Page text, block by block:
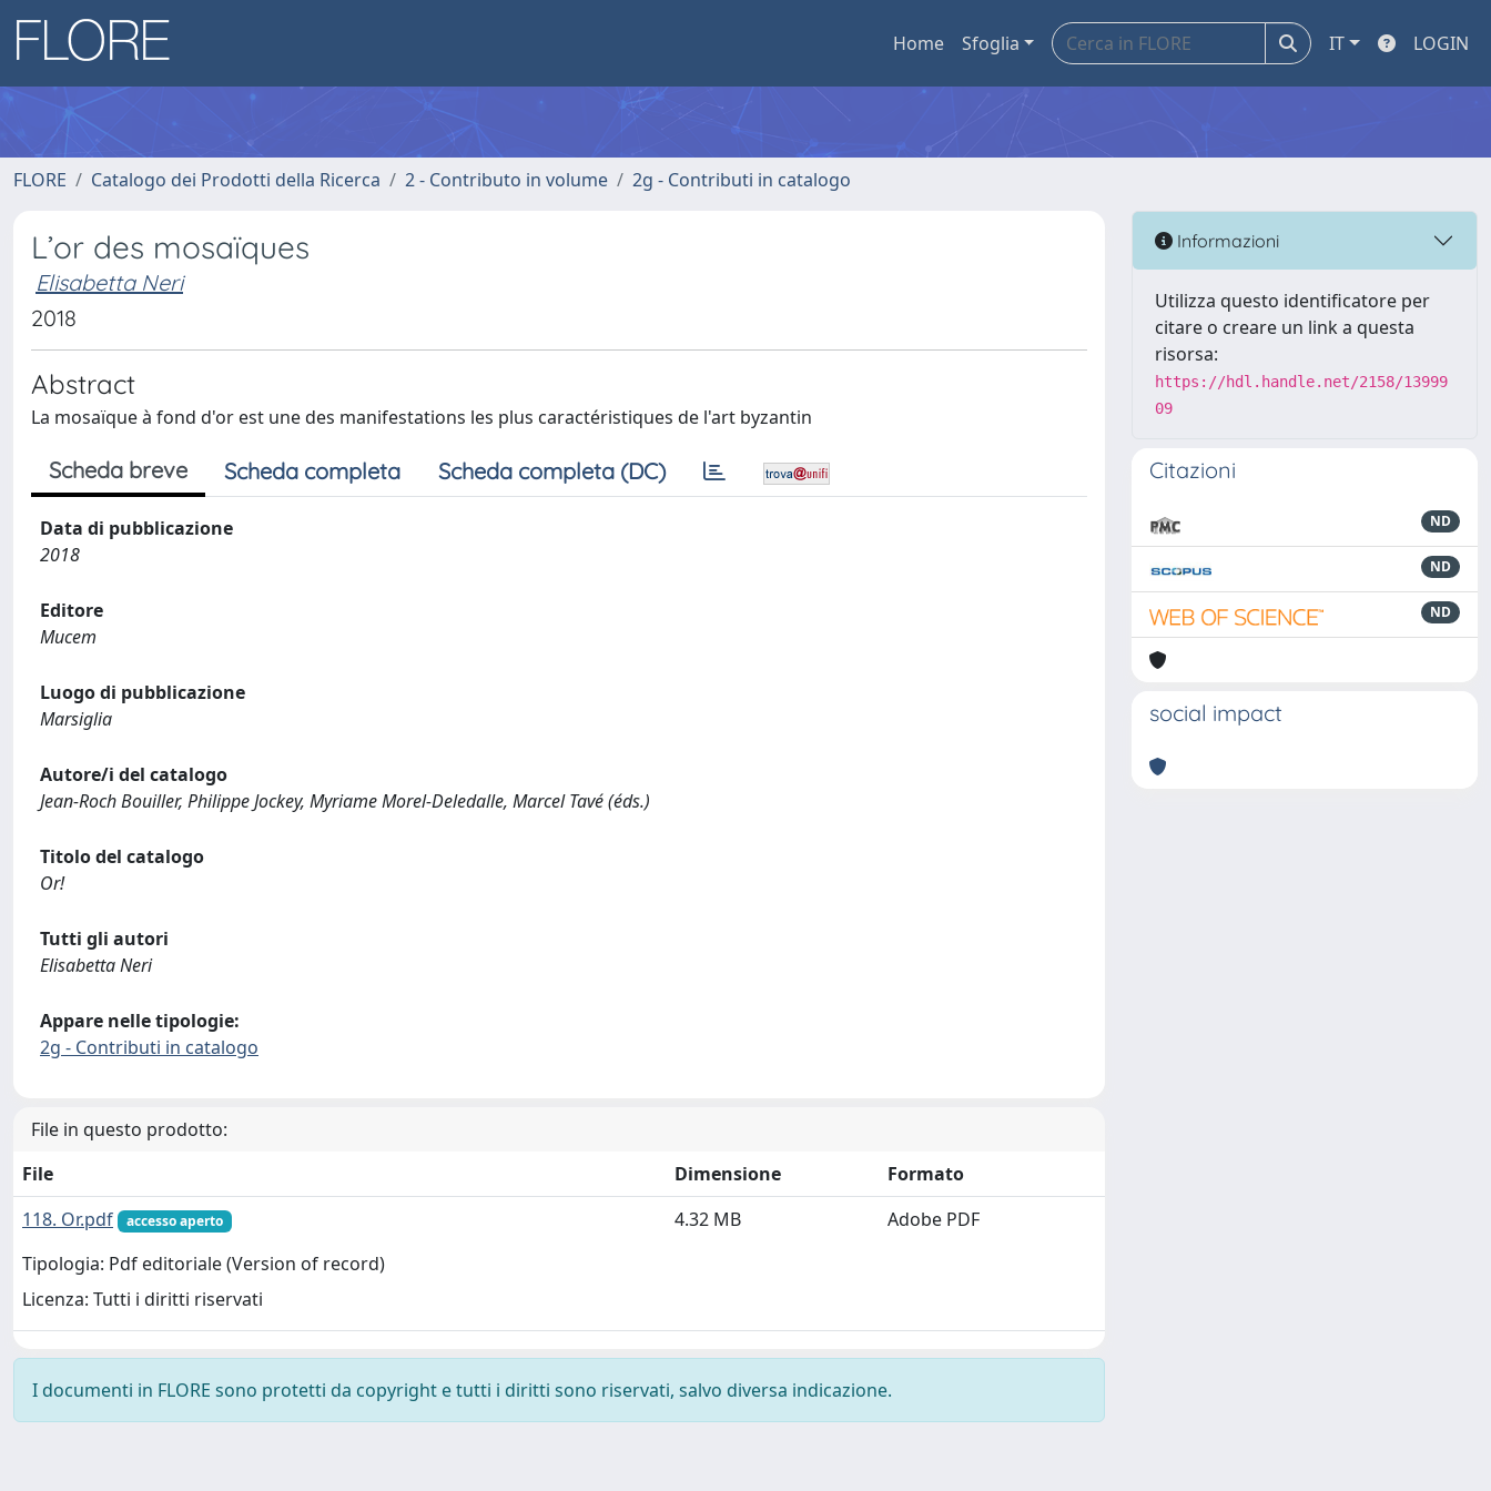
Home Sfoglia IT LOGIN
FLORE Catalogo dei Prodotti della Ricerca 2 - Contributo in volume 2g - Contributi in catalogo
L’or des mosaïques
Elisabetta Neri
2018
Abstract
La mosaïque à fond d'or est une des manifestations les plus caractéristiques de l'art byzantin
Scheda breve Scheda completa Scheda completa (DC)
Data di pubblicazione
2018
Editore
Mucem
Luogo di pubblicazione
Marsiglia
Autore/i del catalogo
Jean-Roch Bouiller, Philippe Jockey, Myriame Morel-Deledalle, Marcel Tavé (éds.)
Titolo del catalogo
Or!
Tutti gli autori
Elisabetta Neri
Appare nelle tipologie:
2g - Contributi in catalogo
File in questo prodotto:
File
Dimensione
Formato
118. Or.pdf
accesso aperto
Tipologia: Pdf editoriale (Version of record)
Licenza: Tutti i diritti riservati
4.32 MB Adobe PDF
I documenti in FLORE sono protetti da copyright e tutti i diritti sono riservati, salvo diversa indicazione.
Informazioni
Utilizza questo identificatore per
citare o creare un link a questa
risorsa:
https://hdl.handle.net/2158/13999
09
Citazioni
ND
ND
ND
social impact